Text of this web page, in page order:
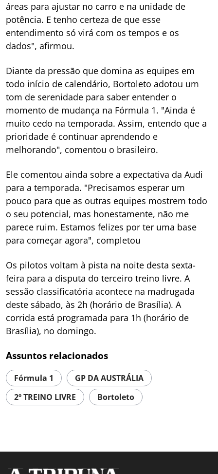
áreas para ajustar no carro e na unidade de
potência. E tenho certeza de que esse
entendimento só virá com os tempos e os
dados", afirmou.
Diante da pressão que domina as equipes em
todo início de calendário, Bortoleto adotou um
tom de serenidade para saber entender o
momento de mudança na Fórmula 1. "Ainda é
muito cedo na temporada. Assim, entendo que a
prioridade é continuar aprendendo e
melhorando", comentou o brasileiro.
Ele comentou ainda sobre a expectativa da Audi
para a temporada. "Precisamos esperar um
pouco para que as outras equipes mostrem todo
o seu potencial, mas honestamente, não me
parece ruim. Estamos felizes por ter uma base
para começar agora", completou
Os pilotos voltam à pista na noite desta sexta-
feira para a disputa do terceiro treino livre. A
sessão classificatória acontece na madrugada
deste sábado, às 2h (horário de Brasília). A
corrida está programada para 1h (horário de
Brasília), no domingo.
Assuntos relacionados
Fórmula 1
GP DA AUSTRÁLIA
2º TREINO LIVRE
Bortoleto